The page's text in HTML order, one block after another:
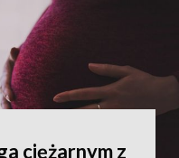
ciężarnym z